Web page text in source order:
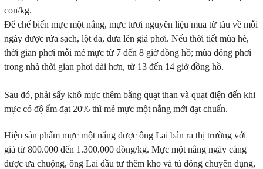
con/kg.
Để chế biến mực một nắng, mực tươi nguyên liệu mua từ tàu về mỗi
ngày được rửa sạch, lột da, đưa lên giá phơi. Nếu thời tiết mùa hè,
thời gian phơi mỗi mẻ mực từ 7 đến 8 giờ đồng hồ; mùa đông phơi
trong nhà thời gian phơi dài hơn, từ 13 đến 14 giờ đồng hồ.
Sau đó, phải sấy khô mực thêm bằng quạt than và quạt điện đến khi
mực có độ ẩm đạt 20% thì mẻ mực một nắng mới đạt chuẩn.
Hiện sản phẩm mực một nắng được ông Lai bán ra thị trường với
giá từ 800.000 đến 1.300.000 đồng/kg. Mực một nắng ngày càng
được ưa chuộng, ông Lai đầu tư thêm kho và tủ đông chuyên dụng,